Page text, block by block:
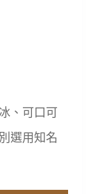
、可口可
選用知名